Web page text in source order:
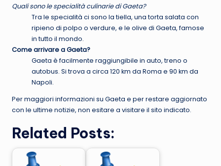
Quali sono le specialità culinarie di Gaeta?
Tra le specialità ci sono la tiella, una torta salata con
ripieno di polpo o verdure, e le olive di Gaeta, famose
in tutto il mondo.
Come arrivare a Gaeta?
Gaeta è facilmente raggiungibile in auto, treno o
autobus. Si trova a circa 120 km da Roma e 90 km da
Napoli.
Per maggiori informazioni su Gaeta e per restare aggiornato
con le ultime notizie, non esitare a visitare il sito indicato.
Related Posts: